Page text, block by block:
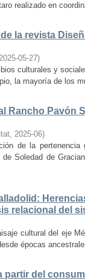
realizado en
la revista
05-27)
culturales y
la mayoría de los
Rancho Pavón
, 2025-06)
de la
Soledad de
relacional del
cultural del eje
épocas
partir del